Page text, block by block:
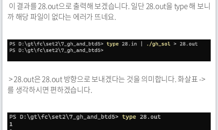
이 결과를 28.out으로 출력해 보겠습니다. 일단 28.out을 type 해 보니
까 해당 파일이 없다는 에러가 뜨네요.
> 28.out은 28.out 방향으로 보내겠다는 것을 의미합니다. 화살표 ->
를 생각하시면 편하겠습니다.